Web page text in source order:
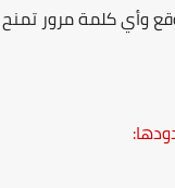
وأي كلمة مرور تمنح